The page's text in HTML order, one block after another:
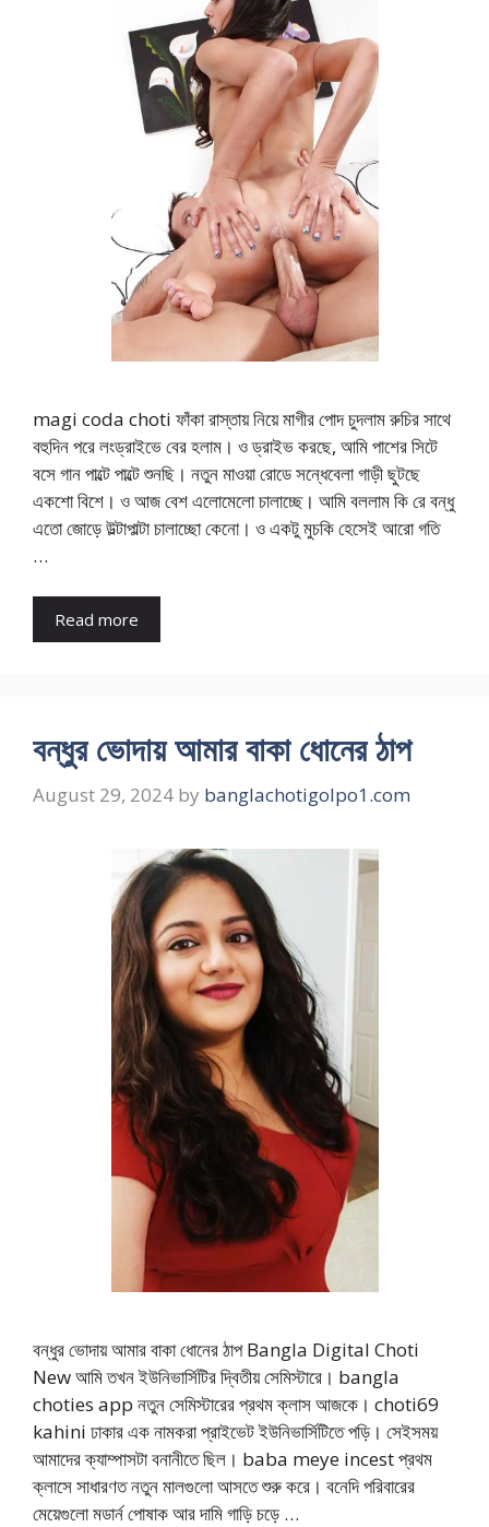
magi coda choti ফাঁকা রাস্তায় নিয়ে মাগীর পোদ চুদলাম রুচির সাথে
বহুদিন পরে লংড্রাইভে বের হলাম। ও ড্রাইভ করছে, আমি পাশের সিটে
বসে গান পাল্টে পাল্টে শুনছি। নতুন মাওয়া রোডে সন্ধেবেলা গাড়ী ছুটছে
একশো বিশে। ও আজ বেশ এলোমেলো চালাচ্ছে। আমি বললাম কি রে বন্ধু
এতো জোড়ে উল্টাপাল্টা চালাচ্ছো কেনো। ও একটু মুচকি হেসেই আরো গতি
…
Read more
বন্ধুর ভোদায় আমার বাকা ধোনের ঠাপ
August 29, 2024 by banglachotigolpo1.com
বন্ধুর ভোদায় আমার বাকা ধোনের ঠাপ Bangla Digital Choti
New আমি তখন ইউনিভার্সিটির দ্বিতীয় সেমিস্টারে। bangla
choties app নতুন সেমিস্টারের প্রথম ক্লাস আজকে। choti69
kahini ঢাকার এক নামকরা প্রাইভেট ইউনিভার্সিটিতে পড়ি। সেইসময়
আমাদের ক্যাম্পাসটা বনানীতে ছিল। baba meye incest প্রথম
ক্লাসে সাধারণত নতুন মালগুলো আসতে শুরু করে। বনেদি পরিবারের
মেয়েগুলো মডার্ন পোষাক আর দামি গাড়ি চড়ে …